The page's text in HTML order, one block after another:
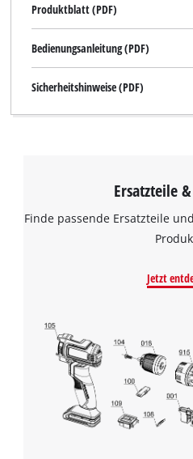
Produktblatt (PDF)
Bedienungsanleitung (PDF)
Sicherheitshinweise (PDF)
Ersatzteile
Finde passende Ersatzteile
Jetzt